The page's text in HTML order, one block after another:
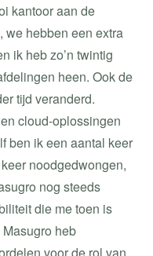
kantoor aan de
we hebben een extra
ik heb zo’n twintig
heen. Ook de
tijd veranderd.
cloud-oplossingen
ben ik een aantal keer
noodgedwongen,
nog steeds
die me toen is
Masugro heb
voor de rol van